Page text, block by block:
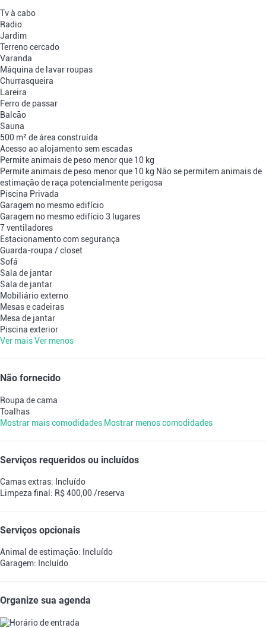
Tv à cabo
Radio
Jardim
Terreno cercado
Varanda
Máquina de lavar roupas
Churrasqueira
Lareira
Ferro de passar
Balcão
Sauna
500 m² de área construída
Acesso ao alojamento sem escadas
Permite animais de peso menor que 10 kg
Permite animais de peso menor que 10 kg Não se permitem animais de
estimação de raça potencialmente perigosa
Piscina Privada
Garagem no mesmo edifício
Garagem no mesmo edifício 3 lugares
7 ventiladores
Estacionamento com segurança
Guarda-roupa / closet
Sofá
Sala de jantar
Sala de jantar
Mobiliário externo
Mesas e cadeiras
Mesa de jantar
Piscina exterior
Ver maisVer menos
Não fornecido
Roupa de cama
Toalhas
Mostrar mais comodidades Mostrar menos comodidades
Serviços requeridos ou incluídos
Camas extras: Incluído
Limpeza final: R$ 400,00 /reserva
Serviços opcionais
Animal de estimação: Incluído
Garagem: Incluído
Organize sua agenda